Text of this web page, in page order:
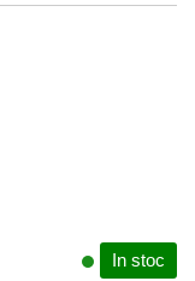
In stoc